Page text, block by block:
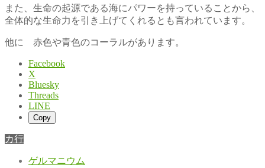
また、生命の起源である海にパワーを持っていることから、
全体的な生命力を引き上げてくれるとも言われています。
他に 赤色や青色のコーラルがあります。
Facebook
X
Bluesky
Threads
LINE
Copy
カ行
ゲルマニウム